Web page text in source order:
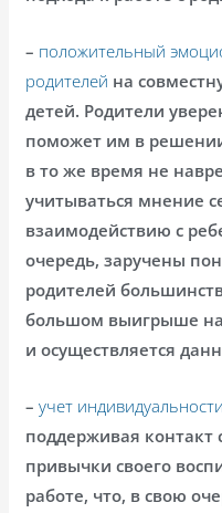
– положительный
родителей на
детей. Родители
поможет им в
в то же время не
учитываться мнение
взаимодействию с
очередь, заручены
родителей
большом выигрыше
и осуществляется
–учет
поддерживая контакт
привычки своего
работе, что, в свою